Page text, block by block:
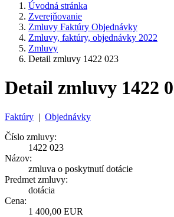
Úvodná stránka
Zverejňovanie
Zmluvy Faktúry Objednávky
Zmluvy, faktúry, objednávky 2022
Zmluvy
Detail zmluvy 1422 023
Detail zmluvy 1422
Faktúry | Objednávky
Číslo zmluvy:
1422 023
Názov:
zmluva o poskytnutí dotácie
Predmet zmluvy:
dotácia
Cena:
1 400,00 EUR